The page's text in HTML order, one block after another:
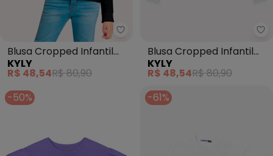
Kyly - Blusa Cropped Infantil
Blusa Cropped Infantil
Menina Estampa (Preto)
KYLY
R$ 48,54R$ 80,90
Blusa Cropped Infantil
Menina Estampa (Cinza)
KYLY
R$ 48,54R$ 80,90
-50%
-61%